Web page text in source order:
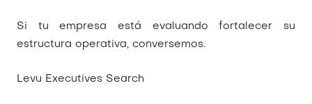
Si tu empresa está evaluando fortalecer su
estructura operativa, conversemos.
Levu Executives Search